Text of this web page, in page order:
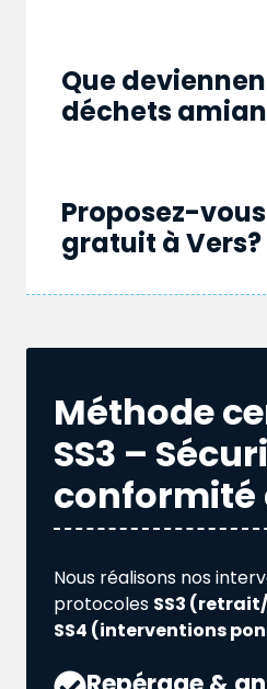
Que
déchets
Proposez-
gratuit à Vers?
Méthode
SS3 –
conformité
Nous réalisons nos
protocoles SS3
SS4 (interventions